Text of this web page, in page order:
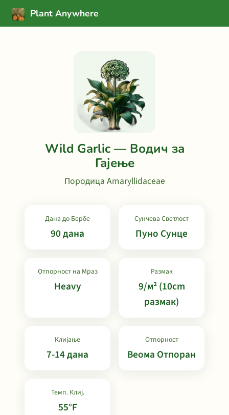
Plant Anywhere
Wild Garlic — Водич за
Гајење
Породица Amaryllidaceae
Дана до Бербе
90 дана
Сунчева Светлост
Пуно Сунце
Отпорност на Мраз
Heavy
Размак
9/м² (10cm
размак)
Клијање
7-14 дана
Отпорност
Веома Отпоран
Темп. Клиј.
55°F